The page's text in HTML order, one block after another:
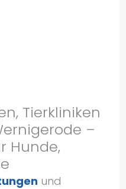
Tierkliniken
–
Hunde,
und